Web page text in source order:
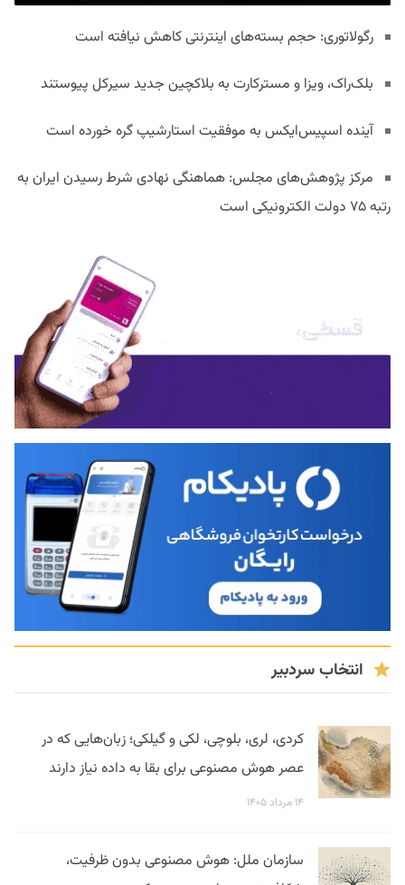
رگولاتوری: حجم بسته‌های اینترنتی کاهش نیافته است
بلک‌راک، ویزا و مسترکارت به بلاکچین جدید سیرکل پیوستند
آینده اسپیس‌ایکس به موفقیت استارشیپ گره خورده است
مرکز پژوهش‌های مجلس: هماهنگی نهادی شرط رسیدن ایران به
رتبه ۷۵ دولت الکترونیکی است
انتخاب سردبیر
کردی، لری، بلوچی، لکی و گیلکی؛ زبان‌هایی که در
عصر هوش مصنوعی برای بقا به داده نیاز دارند
۱۴ مرداد ۱۴۰۵
سازمان ملل: هوش مصنوعی بدون ظرفیت،